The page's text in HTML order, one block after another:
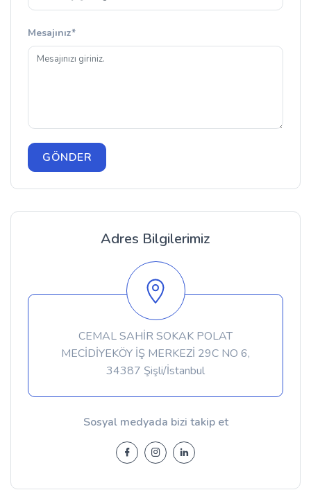
Mesajınız*
Adres Bilgilerimiz
CEMAL SAHİR SOKAK POLAT
MECİDİYEKÖY İŞ MERKEZİ 29C NO 6,
34387 Şişli/İstanbul
Sosyal medyada bizi takip et